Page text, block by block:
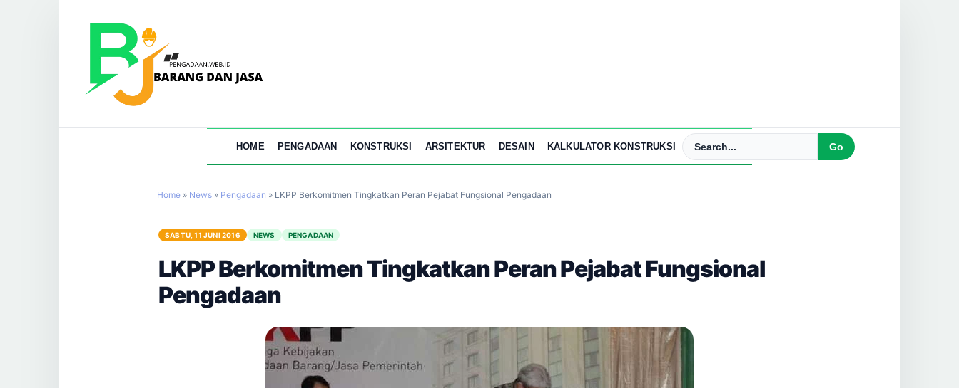
HOME PENGADAAN KONSTRUKSI ARSITEKTUR DESAIN KALKULATOR KONSTRUKSI
Home » News » Pengadaan » LKPP Berkomitmen Tingkatkan Peran Pejabat Fungsional Pengadaan
SABTU, 11 JUNI 2016 NEWS PENGADAAN
LKPP Berkomitmen Tingkatkan Peran Pejabat Fungsional
Pengadaan